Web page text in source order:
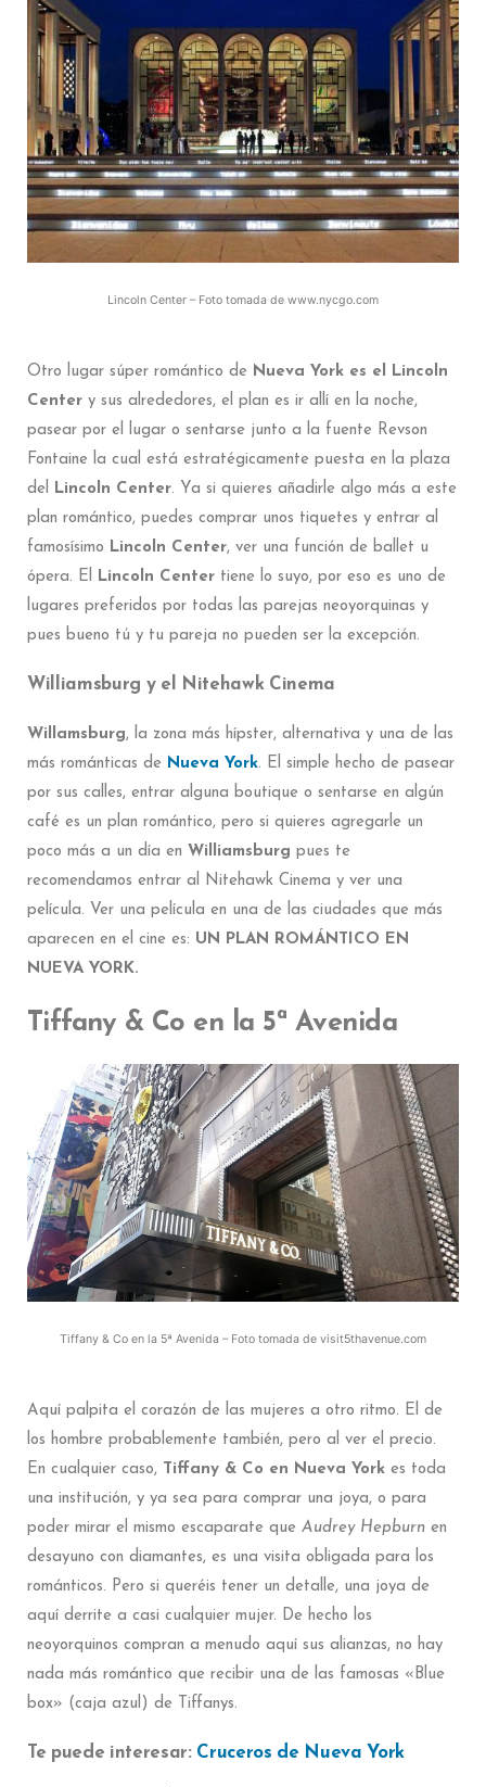
Lincoln Center – Foto tomada de www.nycgo.com
Otro lugar súper romántico de Nueva York es el Lincoln
Center y sus alrededores, el plan es ir allí en la noche,
pasear por el lugar o sentarse junto a la fuente Revson
Fontaine la cual está estratégicamente puesta en la plaza
del Lincoln Center. Ya si quieres añadirle algo más a este
plan romántico, puedes comprar unos tiquetes y entrar al
famosísimo Lincoln Center, ver una función de ballet u
ópera. El Lincoln Center tiene lo suyo, por eso es uno de
lugares preferidos por todas las parejas neoyorquinas y
pues bueno tú y tu pareja no pueden ser la excepción.
Williamsburg y el Nitehawk Cinema
Willamsburg, la zona más hípster, alternativa y una de las
más románticas de Nueva York. El simple hecho de pasear
por sus calles, entrar alguna boutique o sentarse en algún
café es un plan romántico, pero si quieres agregarle un
poco más a un día en Williamsburg pues te
recomendamos entrar al Nitehawk Cinema y ver una
película. Ver una película en una de las ciudades que más
aparecen en el cine es: UN PLAN ROMÁNTICO EN
NUEVA YORK.
Tiffany & Co en la 5ª Avenida
Tiffany & Co en la 5ª Avenida – Foto tomada de visit5thavenue.com
Aquí palpita el corazón de las mujeres a otro ritmo. El de
los hombre probablemente también, pero al ver el precio.
En cualquier caso, Tiffany & Co en Nueva York es toda
una institución, y ya sea para comprar una joya, o para
poder mirar el mismo escaparate que Audrey Hepburn en
desayuno con diamantes, es una visita obligada para los
románticos. Pero si queréis tener un detalle, una joya de
aquí derrite a casi cualquier mujer. De hecho los
neoyorquinos compran a menudo aquí sus alianzas, no hay
nada más romántico que recibir una de las famosas «Blue
box» (caja azul) de Tiffanys.
Te puede interesar:Cruceros de Nueva York